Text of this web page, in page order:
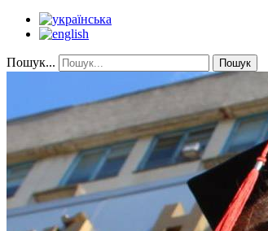
Пошук... Пошук